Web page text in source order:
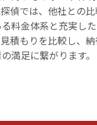
偵では、他社との
料金体系と充実し
積もりを比較し、
満足に繋がります。